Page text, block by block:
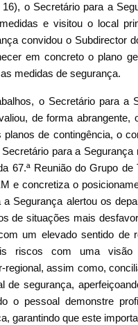
o Secretário para a
e visitou o local
convidou o Subdirector
em concreto o plano
medidas de segurança.
o Secretário para a
de forma
planos de contingência, o
para a
67.ª Reunião do Grupo
e concretiza o
a Segurança alertou os
de situações mais
um elevado sentido de
riscos com uma visão
regional, assim como,
de segurança,
o pessoal demonstre
garantindo que este